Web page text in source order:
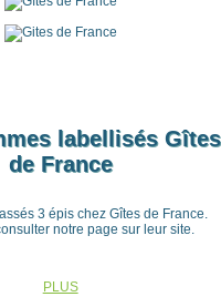
labellisés Gîtes
de France
3 épis chez Gîtes de France.
notre page sur leur site.
PLUS